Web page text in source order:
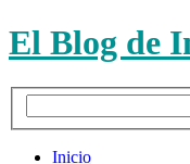
El Blog de
Inicio